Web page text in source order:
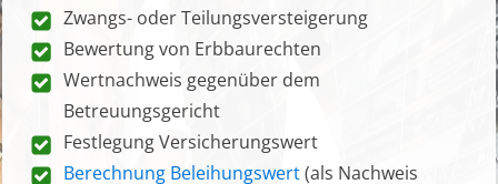
Zwangs- oder Teilungsversteigerung
Bewertung von Erbbaurechten
Wertnachweis gegenüber dem
Betreuungsgericht
Festlegung Versicherungswert
Berechnung Beleihungswert(als Nachweis